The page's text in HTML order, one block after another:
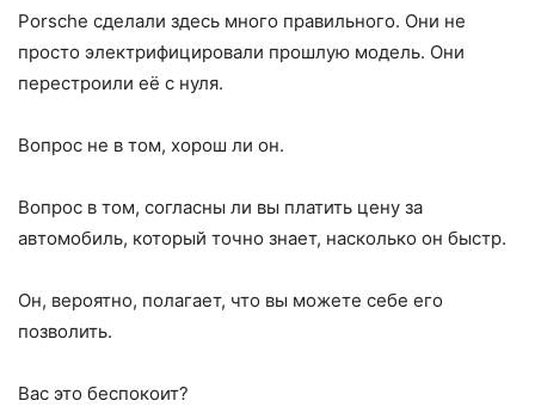
Porsche сделали здесь много правильного. Они не
просто электрифицировали прошлую модель. Они
перестроили её с нуля.
Вопрос не в том, хорош ли он.
Вопрос в том, согласны ли вы платить цену за
автомобиль, который точно знает, насколько он быстр.
Он, вероятно, полагает, что вы можете себе его
позволить.
Вас это беспокоит?